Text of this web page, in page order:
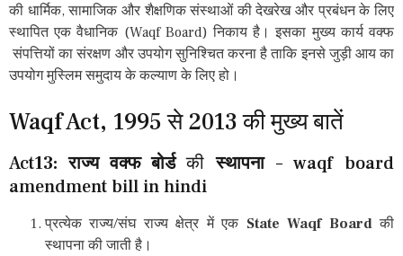
की धार्मिक, सामाजिक और शैक्षणिक संस्थाओं की देखरेख और प्रबंधन के लिए
स्थापित एक वैधानिक (Waqf Board) निकाय है। इसका मुख्य कार्य वक्फ
संपत्तियों का संरक्षण और उपयोग सुनिश्चित करना है ताकि इनसे जुड़ी आय का
उपयोग मुस्लिम समुदाय के कल्याण के लिए हो।
Waqf Act, 1995 से 2013 की मुख्य बातें
Act13: राज्य वक्फ बोर्डकीस्थापना– waqf board
amendment bill in hindi
प्रत्येक राज्य/संघ राज्य क्षेत्र में एक State Waqf Boardकी
स्थापना की जाती है।